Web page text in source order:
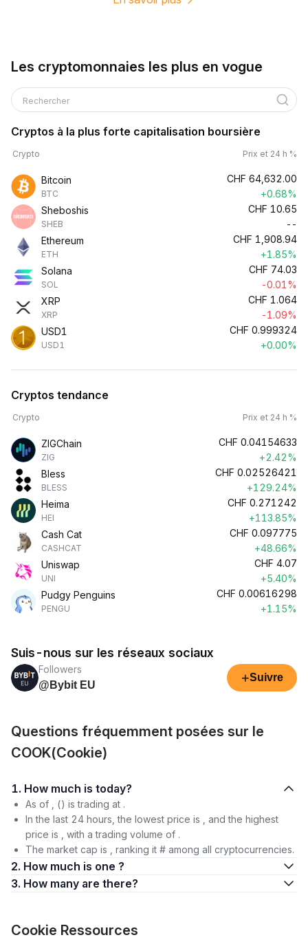
Les cryptomonnaies les plus en vogue
Rechercher
Cryptos à la plus forte capitalisation boursière
Crypto Prix et 24 h %
Bitcoin
BTC
CHF 64,632.00
+0.68%
Sheboshis
SHEB
CHF 10.65
--
Ethereum
ETH
CHF 1,908.94
+1.85%
Solana
SOL
CHF 74.03
-0.01%
XRP
XRP
CHF 1.064
-1.09%
USD1
USD1
CHF 0.999324
+0.00%
Cryptos tendance
Crypto Prix et 24 h %
ZIGChain
ZIG
CHF 0.04154633
+2.42%
Bless
BLESS
CHF 0.02526421
+129.24%
Heima
HEI
CHF 0.271242
+113.85%
Cash Cat
CASHCAT
CHF 0.097775
+48.66%
Uniswap
UNI
CHF 4.07
+5.40%
Pudgy Penguins
PENGU
CHF 0.00616298
+1.15%
Suis-nous sur les réseaux sociaux
Followers
@Bybit EU
+Suivre
Questions fréquemment posées sur le
COOK(Cookie)
1. How much is today?
As of , () is trading at .
In the last 24 hours, the lowest price is , and the highest
price is , with a trading volume of .
The market cap is , ranking it # among all cryptocurrencies.
2. How much is one ?
3. How many are there?
Cookie Ressources